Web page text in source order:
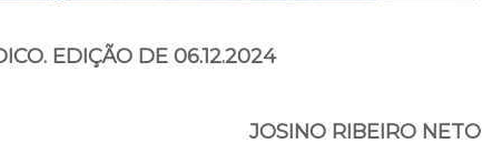
EDIÇÃO DE 06.12.2024
JOSINO RIBEIRO NETO